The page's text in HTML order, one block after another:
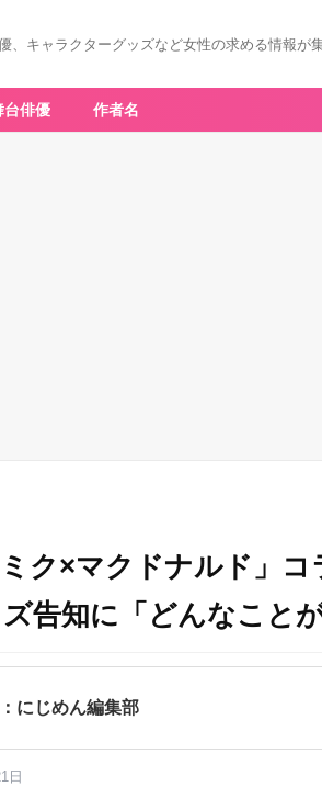
、キャラクターグッズなど女性の求める情報が
台俳優 作者名
ミク×マクドナルド」
告知に「どんなこと
にじめん編集部
日